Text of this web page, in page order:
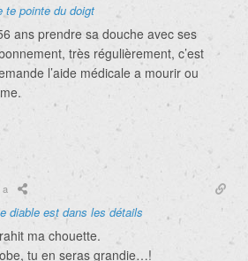
te pointe du doigt
ans prendre sa douche avec ses
très régulièrement, c’est
l’aide médicale a mourir ou
diable est dans les détails
ma chouette.
tu en seras grandie…!